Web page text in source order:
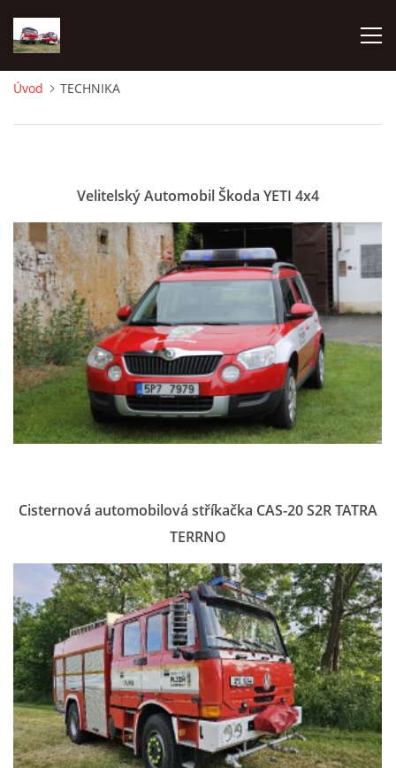
ZÁSAHY
PREVENCE
SYMBOLY
INFORMACE
Sbor dobrovolných hasičů Koterov
Koterovská náves 15
Úvod TECHNIKA
Velitelský Automobil Škoda YETI 4x4
Cisternová automobilová stříkačka CAS-20 S2R TATRA
TERRNO